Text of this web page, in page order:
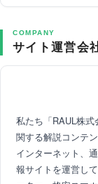
COMPANY
サイト運営会
私たち「RAUL株
関する解説コンテ
インターネット、
報サイトを運営し